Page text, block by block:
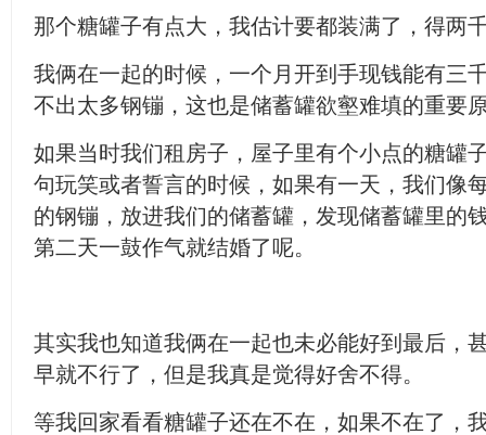
那个糖罐子有点大，我估计要都装满了，得两
我俩在一起的时候，一个月开到手现钱能有三
不出太多钢镚，这也是储蓄罐欲壑难填的重要
如果当时我们租房子，屋子里有个小点的糖罐
句玩笑或者誓言的时候，如果有一天，我们像
的钢镚，放进我们的储蓄罐，发现储蓄罐里的
第二天一鼓作气就结婚了呢。
其实我也知道我俩在一起也未必能好到最后，
早就不行了，但是我真是觉得好舍不得。
等我回家看看糖罐子还在不在，如果不在了，